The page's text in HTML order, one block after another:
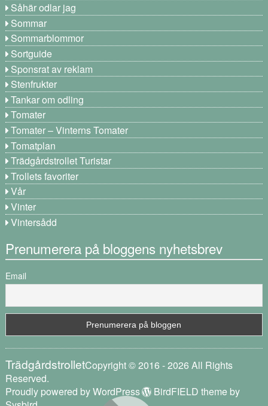
Såhär odlar jag
Sommar
Sommarblommor
Sortguide
Sponsrat av reklam
Stenfrukter
Tankar om odling
Tomater
Tomater – Vinterns Tomater
Tomatplan
Trädgårdstrollet Turistar
Trollets favoriter
Vår
Vinter
Vintersådd
Prenumerera på bloggens nyhetsbrev
Email
TrädgårdstrolletCopyright © 2016 - 2026 All Rights
Reserved.
Proudly powered by WordPress
BirdFIELD theme by